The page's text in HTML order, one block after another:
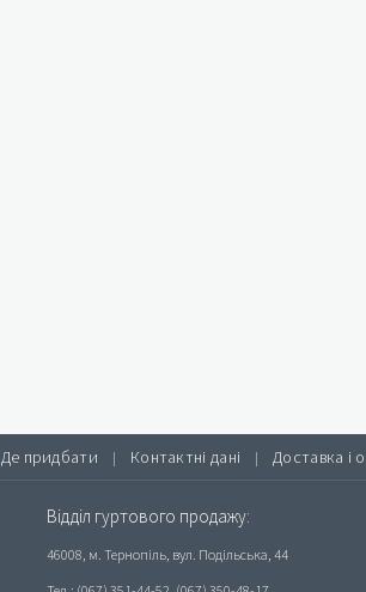
Де придбати | Контактні дані | Доставка і
Відділ гуртового продажу:
46008, м. Тернопіль, вул. Подільська, 44